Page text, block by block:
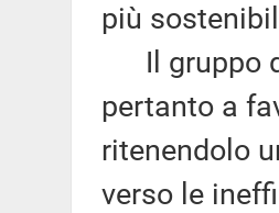
più
Il gruppo
pertanto a
ritenendolo
verso le